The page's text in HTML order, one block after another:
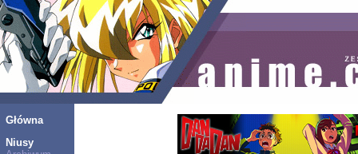
Główna
Niusy